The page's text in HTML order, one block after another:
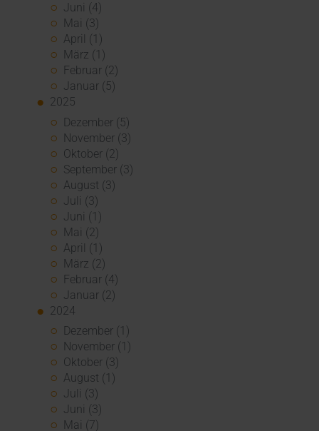
Juni (4)
Mai (3)
April (1)
März (1)
Februar (2)
Januar (5)
2025
Dezember (5)
November (3)
Oktober (2)
September (3)
August (3)
Juli (3)
Juni (1)
Mai (2)
April (1)
März (2)
Februar (4)
Januar (2)
2024
Dezember (1)
November (1)
Oktober (3)
August (1)
Juli (3)
Juni (3)
Mai (7)